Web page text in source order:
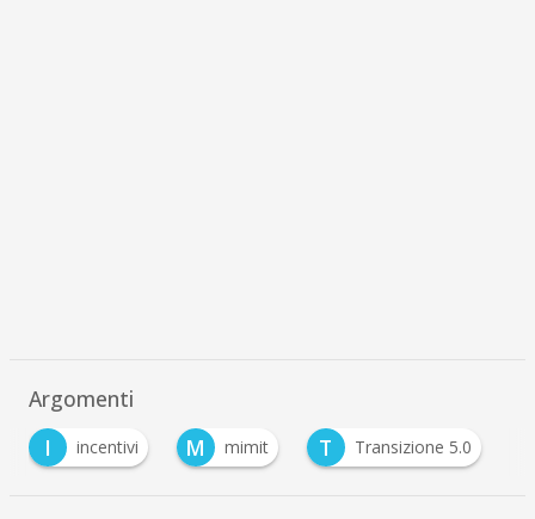
Argomenti
I
incentivi M mimit T Transizione 5.0